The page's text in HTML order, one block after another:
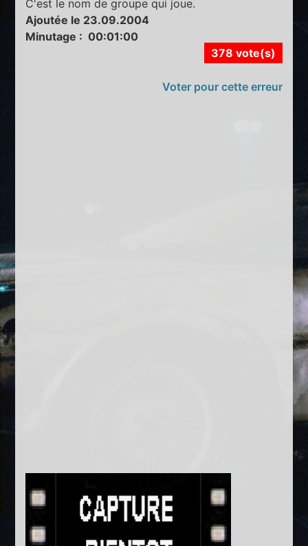
C'est le nom de groupe qui joue.
Ajoutée le 23.09.2004
Minutage : 00:01:00
378 vote(s)
Voter pour cette erreur